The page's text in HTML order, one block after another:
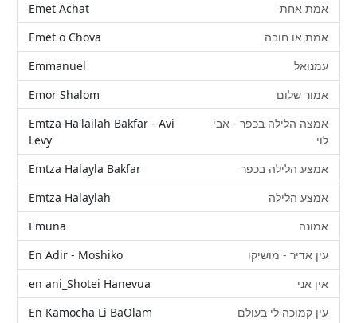
Emet Achat
אמת אחת
Emet o Chova
אמת או חובה
Emmanuel
עמנואל
Emor Shalom
אמור שלום
Emtza Ha'lailah Bakfar - Avi
Levy
אמצה הלילה בכפר - אבי
לוי
Emtza Halayla Bakfar
אמצע הלילה בכפר
Emtza Halaylah
אמצע הלילה
Emuna
אמונה
En Adir - Moshiko
עין אדיר - מושיקו
en ani_Shotei Hanevua
אין אני
En Kamocha Li BaOlam
עין קמוכה לי בעולם